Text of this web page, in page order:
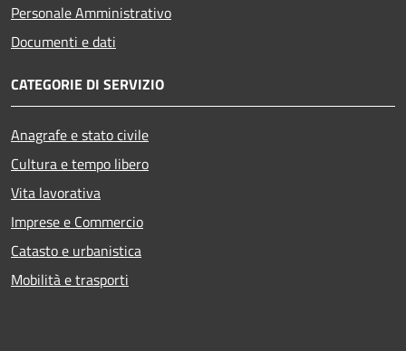
Personale Amministrativo
Documenti e dati
CATEGORIE DI SERVIZIO
Anagrafe e stato civile
Cultura e tempo libero
Vita lavorativa
Imprese e Commercio
Catasto e urbanistica
Mobilità e trasporti